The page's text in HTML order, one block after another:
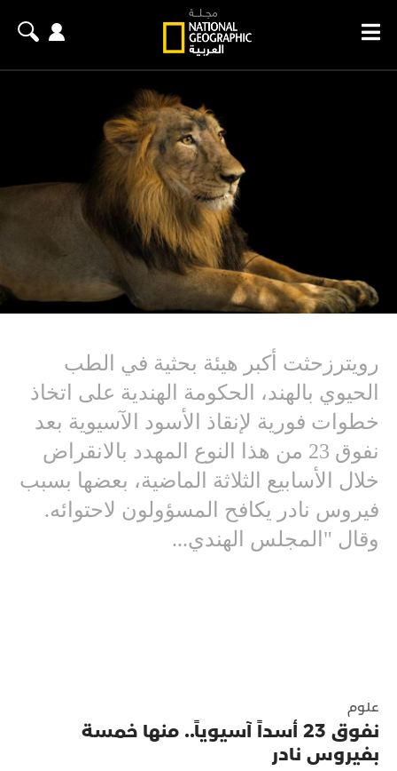
رويترزحثت أكبر هيئة بحثية في الطب
الحيوي بالهند، الحكومة الهندية على اتخاذ
خطوات فورية لإنقاذ الأسود الآسيوية بعد
نفوق 23 من هذا النوع المهدد بالانقراض
خلال الأسابيع الثلاثة الماضية، بعضها بسبب
فيروس نادر يكافح المسؤولون لاحتوائه.
وقال "المجلس الهندي...
علوم
نفوق 23 أسداً آسيوياً.. منها خمسة
بفيروس نادر